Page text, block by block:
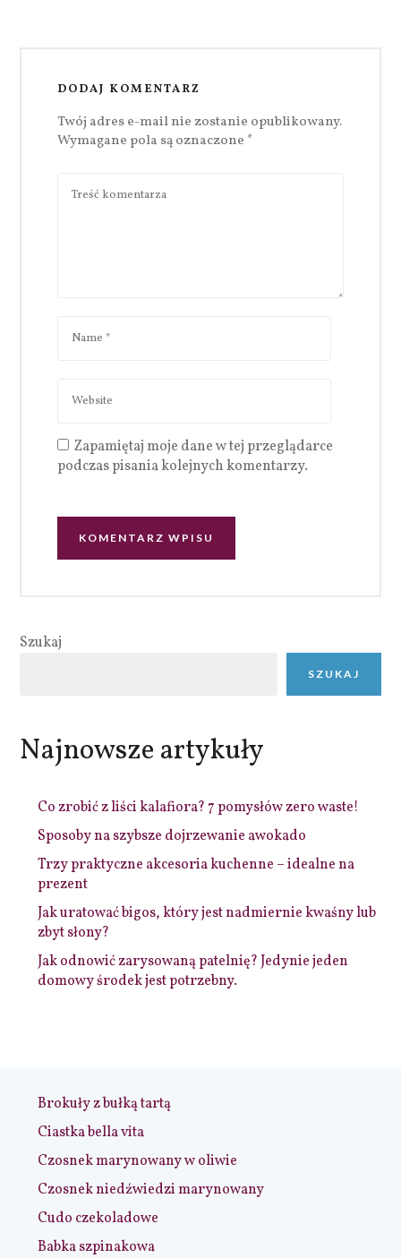
DODAJ KOMENTARZ
Twój adres e-mail nie zostanie opublikowany.
Wymagane pola są oznaczone *
Zapamiętaj moje dane w tej przeglądarce
podczas pisania kolejnych komentarzy.
Szukaj
SZUKAJ
Najnowsze artykuły
Co zrobić z liści kalafiora? 7 pomysłów zero waste!
Sposoby na szybsze dojrzewanie awokado
Trzy praktyczne akcesoria kuchenne – idealne na
prezent
Jak uratować bigos, który jest nadmiernie kwaśny lub
zbyt słony?
Jak odnowić zarysowaną patelnię? Jedynie jeden
domowy środek jest potrzebny.
Brokuły z bułką tartą
Ciastka bella vita
Czosnek marynowany w oliwie
Czosnek niedźwiedzi marynowany
Cudo czekoladowe
Babka szpinakowa